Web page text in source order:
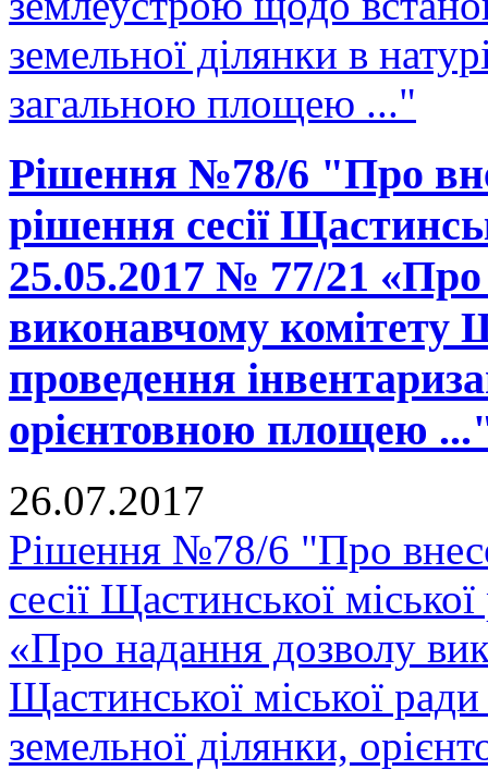
земельної ділянки в
загальною площею ..."
Рішення №78/6 "Про
рішення сесії
25.05.2017 № 77/21
виконавчому комітету
проведення
орієнтовною площею
26.07.2017
Рішення №78/6 "Про
сесії Щастинської
«Про надання дозволу
Щастинської міської
земельної ділянки,